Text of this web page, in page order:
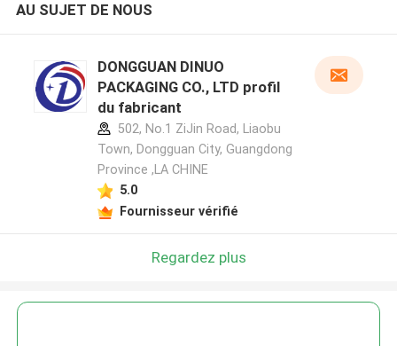
AU SUJET DE NOUS
DONGGUAN DINUO
PACKAGING CO., LTD profil
du fabricant
502, No.1 ZiJin Road, Liaobu
Town, Dongguan City, Guangdong
Province ,LA CHINE
5.0
Fournisseur vérifié
Regardez plus